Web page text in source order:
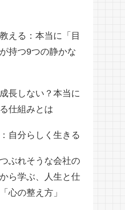
える：本当に「目
持つ9つの静かな
長しない？本当に
仕組みとは
自分らしく生きる
ぶれそうな会社の
ら学ぶ、人生と仕
心の整え方」